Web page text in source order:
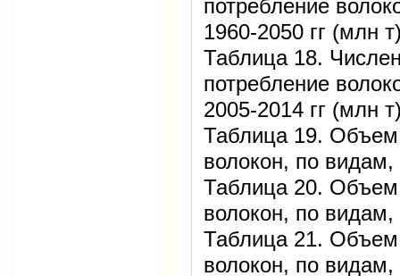
потребление
1960-2050 гг (млн
Таблица 18.
потребление
2005-2014 гг (млн
Таблица 19. Объем
волокон, по
Таблица 20. Объем
волокон, по
Таблица 21. Объем
волокон, по